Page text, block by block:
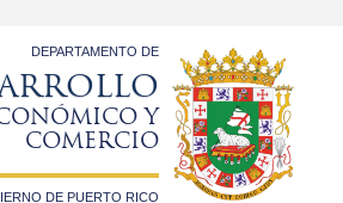
DEPARTAMENTO DE
Y
COMERCIO
DE PUERTO RICO